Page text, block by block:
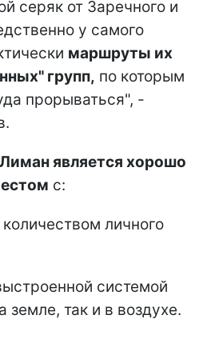
серяк от Заречного и
у самого
маршруты их
групп, по которым
прорываться", -
Лиман является хорошо
с:
личного
системой
земле, так и в воздухе.